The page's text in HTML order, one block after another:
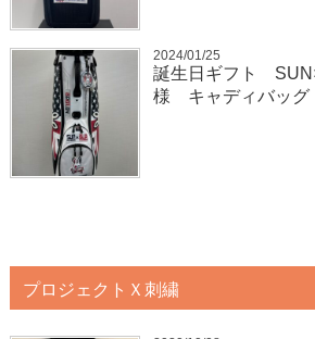
2024/01/25
誕生日ギフト
様 キャディバッグ
プロジェクトＸ刺繍